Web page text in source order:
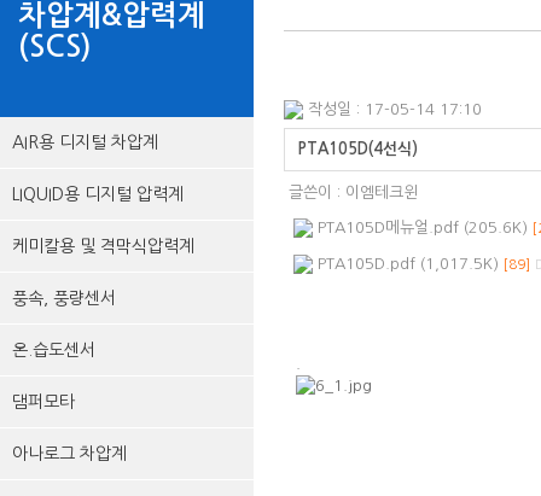
차압계&압력계
(SCS)
AIR용 디지털 차압계
LIQUID용 디지털 압력계
케미칼용 및 격막식압력계
풍속, 풍량센서
온.습도센서
댐퍼모타
아나로그 차압계
작성일 : 17-05-14 17:10
PTA105D(4선식)
글쓴이 : 이엠테크윈
PTA105D메뉴얼.pdf (205.6K)
PTA105D.pdf (1,017.5K) [89]